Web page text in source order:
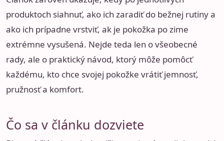
produktoch siahnuť, ako ich zaradiť do bežnej rutiny a
ako ich prípadne vrstviť, ak je pokožka po zime
extrémne vysušená. Nejde teda len o všeobecné
rady, ale o praktický návod, ktorý môže pomôcť
každému, kto chce svojej pokožke vrátiť jemnosť,
pružnosť a komfort.
Čo sa v článku dozviete